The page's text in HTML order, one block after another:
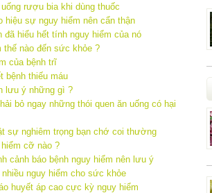
rượu bia khi dùng thuốc
hiệu sự nguy hiểm nên cẩn thận
hiểu hết tính nguy hiểm của nó
thế nào đến sức khỏe ?
của bệnh trĩ
bệnh thiếu máu
lưu ý những gì ?
bỏ ngay những thói quen ăn uống có hại
sự nghiêm trọng bạn chớ coi thường
cỡ nào ?
cảnh báo bệnh nguy hiểm nên lưu ý
nguy hiểm cho sức khỏe
huyết áp cao cực kỳ nguy hiểm